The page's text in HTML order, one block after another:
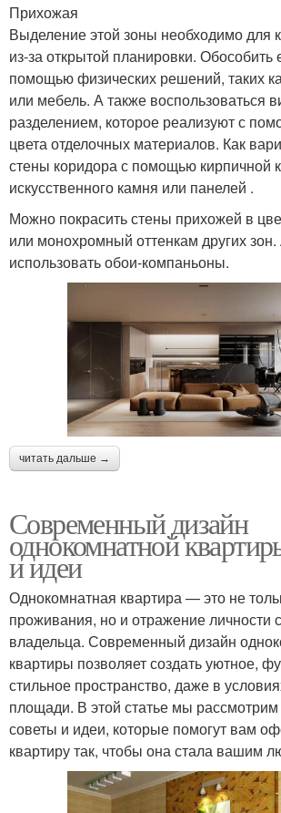
Прихожая
Выделение этой зоны необходимо для
из-за открытой планировки.
помощью физических решений, таких
или мебель. А также воспользоваться
разделением, которое реализуют с
цвета отделочных материалов. Как
стены коридора с помощью кирпичной
искусственного камня или панелей .
Можно покрасить стены прихожей в
или монохромный оттенкам других
использовать обои-компаньоны.
читать дальше →
Современный дизайн
однокомнатной
и идеи
Однокомнатная квартира — это не
проживания, но и отражение личности
владельца. Современный дизайн
квартиры позволяет создать уютное,
стильное пространство, даже в
площади. В этой статье мы
советы и идеи, которые помогут вам
квартиру так, чтобы она стала вашим